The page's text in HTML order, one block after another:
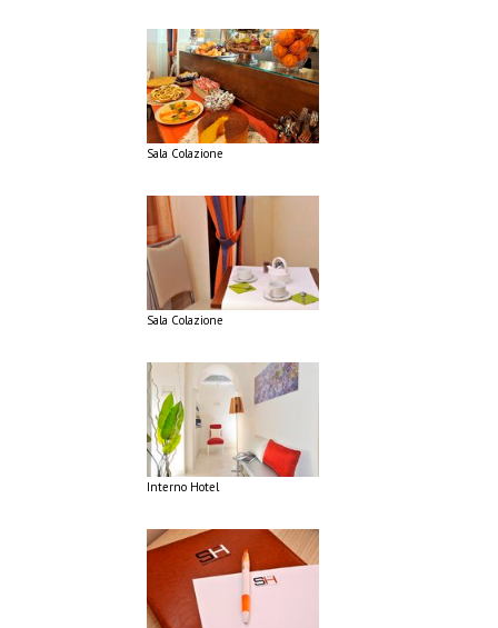
Sala Colazione
Sala Colazione
Interno Hotel